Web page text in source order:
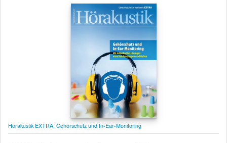
Hörakustik EXTRA: Gehörschutz und In-Ear-Monitoring